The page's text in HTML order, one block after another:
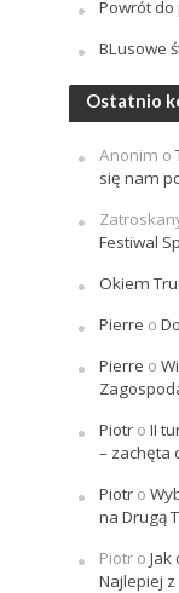
Powrót do
BLusowe
Ostatnio
Anonim o
się nam
Festiwal
Okiem
Pierre o
Pierre o
Piotro II
– zachęta
Piotro
na Drugą
Piotro Jak
Najlepiej